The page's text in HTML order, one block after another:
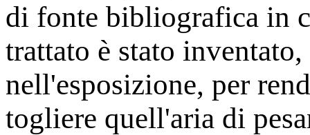
di fonte bibliografica in
trattato è stato
nell'esposizione, per
togliere quell'aria di